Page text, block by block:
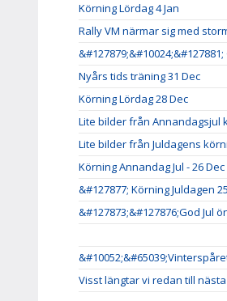
Körning Lördag 4 Jan
Rally VM närmar sig med
Nyårs tids träning 31 Dec
Körning Lördag 28 Dec
Lite bilder från Annandagsjul
Lite bilder från Juldagens
Körning Annandag Jul - 26 Dec
&#127877; Körning Juldagen
&#127873;&#127876;God Jul
Visst längtar vi redan till